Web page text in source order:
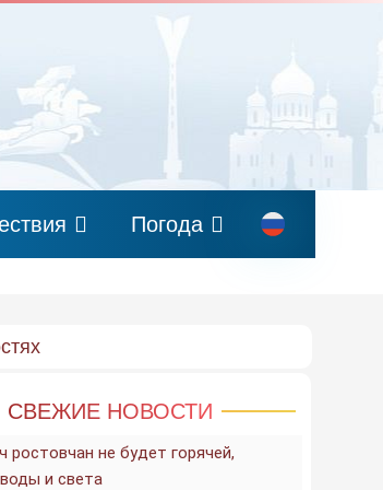
Погода
СВЕЖИЕ НОВОСТИ
ростовчан не будет горячей,
и света